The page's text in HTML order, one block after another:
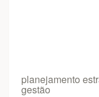
planejamento
gestão